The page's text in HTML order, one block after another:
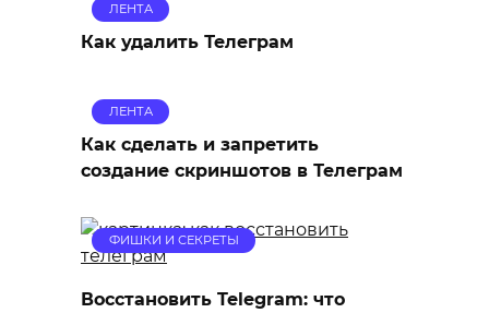
ЛЕНТА
Как удалить Телеграм
ЛЕНТА
Как сделать и запретить
создание скриншотов в Телеграм
ФИШКИ И СЕКРЕТЫ
Восстановить Telegram: что